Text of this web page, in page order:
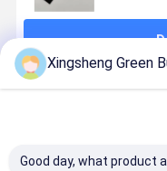
Xingsheng Green
Good day, what product